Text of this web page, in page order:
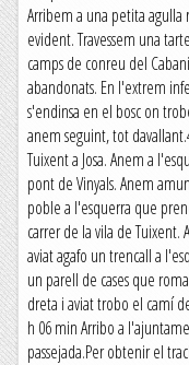
Arribem a una petita agulla
evident. Travessem una
camps de conreu del
abandonats. En l'extrem
s'endinsa en el bosc on
anem seguint, tot
Tuixent a Josa. Anem a
pont de Vinyals. Anem
poble a l'esquerra que
carrer de la vila de
aviat agafo un trencall a
un parell de cases que
dreta i aviat trobo el camí
h 06 min Arribo a
passejada.Per obtenir el